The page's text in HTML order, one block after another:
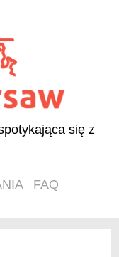
się z
FAQ